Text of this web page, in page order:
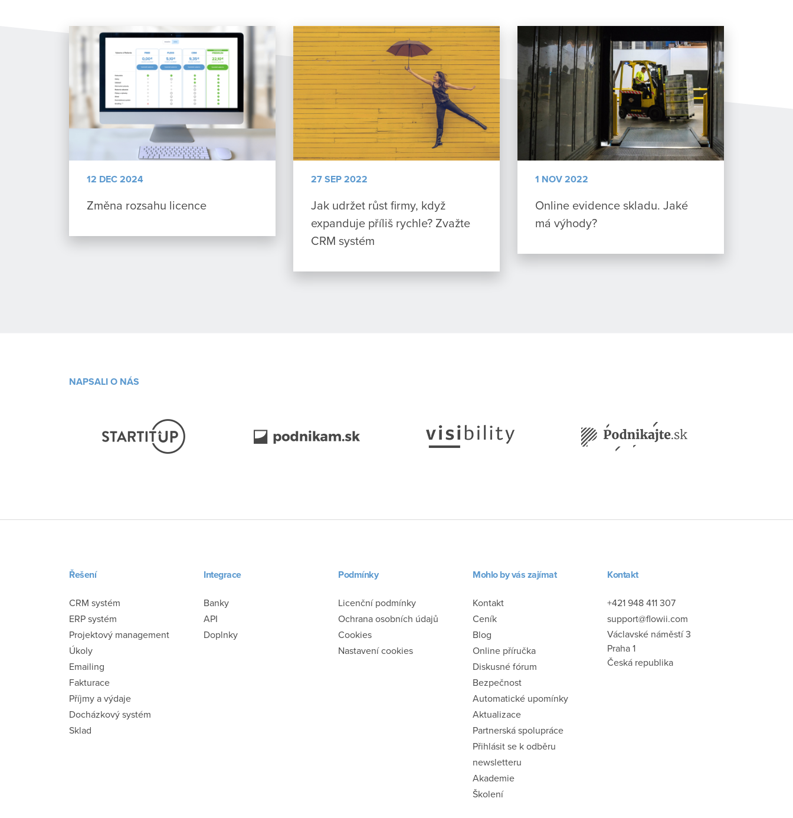
12 DEC 2024
Změna rozsahu licence
27 SEP 2022
Jak udržet růst firmy, když
expanduje příliš rychle? Zvažte
CRM systém
1 NOV 2022
Online evidence skladu. Jaké
má výhody?
NAPSALI O NÁS
Řešení
CRM systém
ERP systém
Projektový management
Úkoly
Emailing
Fakturace
Příjmy a výdaje
Docházkový systém
Sklad
Integrace
Banky
API
Doplnky
Podmínky
Licenční podmínky
Ochrana osobních údajů
Cookies
Nastavení cookies
Mohlo by vás zajímat
Kontakt
Ceník
Blog
Online příručka
Diskusné fórum
Bezpečnost
Automatické upomínky
Aktualizace
Partnerská spolupráce
Přihlásit se k odběru
newsletteru
Akademie
Školení
Kontakt
+421 948 411 307
support@flowii.com
Václavské náměstí 3
Praha 1
Česká republika